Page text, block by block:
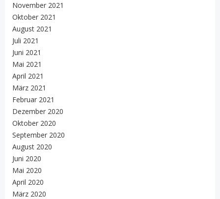
November 2021
Oktober 2021
August 2021
Juli 2021
Juni 2021
Mai 2021
April 2021
März 2021
Februar 2021
Dezember 2020
Oktober 2020
September 2020
August 2020
Juni 2020
Mai 2020
April 2020
März 2020